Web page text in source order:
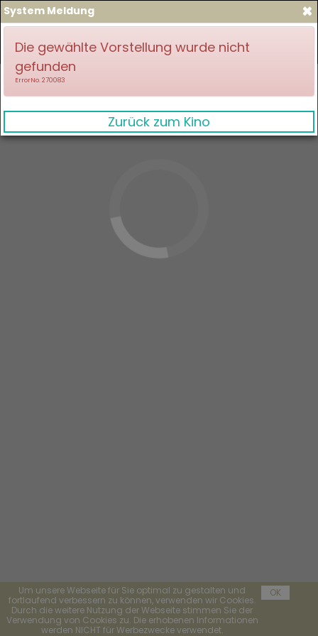
Um unsere Webseite für Sie optimal zu gestalten und
fortlaufend verbessern zu können, verwenden wir Cookies.
Durch die weitere Nutzung der Webseite stimmen Sie der
Verwendung von Cookies zu. Die erhobenen Informationen
werden NICHT für Werbezwecke verwendet.
OK
×
System Meldung
Die gewählte Vorstellung wurde nicht
gefunden
ErrorNo. 270083
Zurück zum Kino